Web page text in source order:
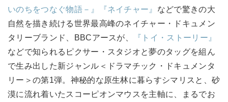
いのちをつなぐ物語－』
『ネイチャー』 などで驚きの大
自然を描き続ける世界最高峰のネイチャー・ドキュメン
タリーブランド、BBCアースが、
『トイ・ストーリー』
などで知られるピクサー・スタジオと夢のタッグを組ん
で生み出した新ジャンル＜ドラマチック・ドキュメンタ
リー＞の第1弾。神秘的な原生林に暮らすシマリスと、砂
漠に流れ着いたスコーピオンマウスを主軸に、まるでお